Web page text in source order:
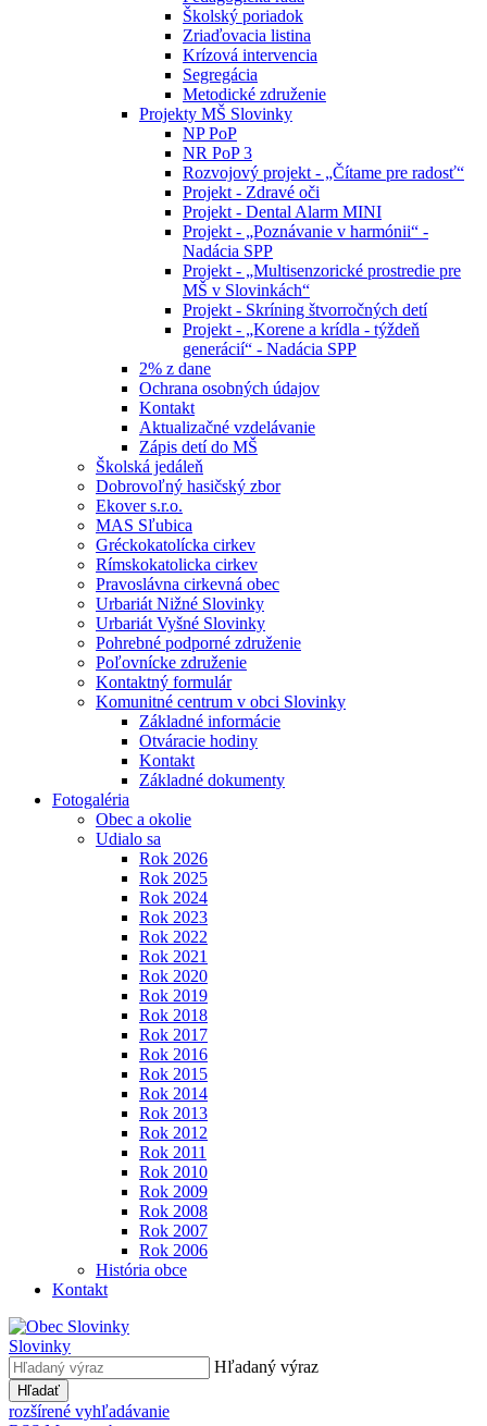
Školský poriadok
Zriaďovacia listina
Krízová intervencia
Segregácia
Metodické združenie
Projekty MŠ Slovinky
NP PoP
NR PoP 3
Rozvojový projekt - „Čítame pre radosť“
Projekt - Zdravé oči
Projekt - Dental Alarm MINI
Projekt - „Poznávanie v harmónii“ -
Nadácia SPP
Projekt - „Multisenzorické prostredie pre
MŠ v Slovinkách“
Projekt - Skríning štvorročných detí
Projekt - „Korene a krídla - týždeň
generácií“ - Nadácia SPP
2% z dane
Ochrana osobných údajov
Kontakt
Aktualizačné vzdelávanie
Zápis detí do MŠ
Školská jedáleň
Dobrovoľný hasičský zbor
Ekover s.r.o.
MAS Sľubica
Gréckokatolícka cirkev
Rímskokatolicka cirkev
Pravoslávna cirkevná obec
Urbariát Nižné Slovinky
Urbariát Vyšné Slovinky
Pohrebné podporné združenie
Poľovnícke združenie
Kontaktný formulár
Komunitné centrum v obci Slovinky
Základné informácie
Otváracie hodiny
Kontakt
Základné dokumenty
Fotogaléria
Obec a okolie
Udialo sa
Rok 2026
Rok 2025
Rok 2024
Rok 2023
Rok 2022
Rok 2021
Rok 2020
Rok 2019
Rok 2018
Rok 2017
Rok 2016
Rok 2015
Rok 2014
Rok 2013
Rok 2012
Rok 2011
Rok 2010
Rok 2009
Rok 2008
Rok 2007
Rok 2006
História obce
Kontakt
Slovinky
Hľadaný výraz
Hľadať
rozšírené vyhľadávanie